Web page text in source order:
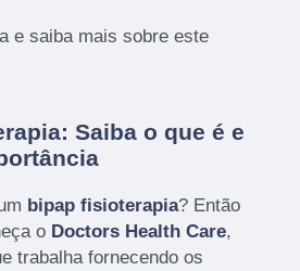
e saiba mais sobre este
Saiba o que é e
bipap fisioterapia? Então
o Doctors Health Care,
trabalha fornecendo os